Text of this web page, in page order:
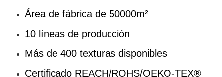
Área de fábrica de 50000m²
10 líneas de producción
Más de 400 texturas disponibles
Certificado REACH/ROHS/OEKO-TEX®